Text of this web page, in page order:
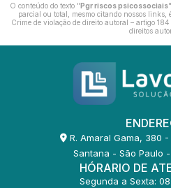
O conteúdo do texto "Pgr riscos psicossociais
parcial ou total, mesmo citando nossos links,
Crime de violação de direito autoral – artigo
direitos
R. Amaral Gama, 380
Santana - São Paulo -
HÓRARIO DE
Segunda a Sexta: